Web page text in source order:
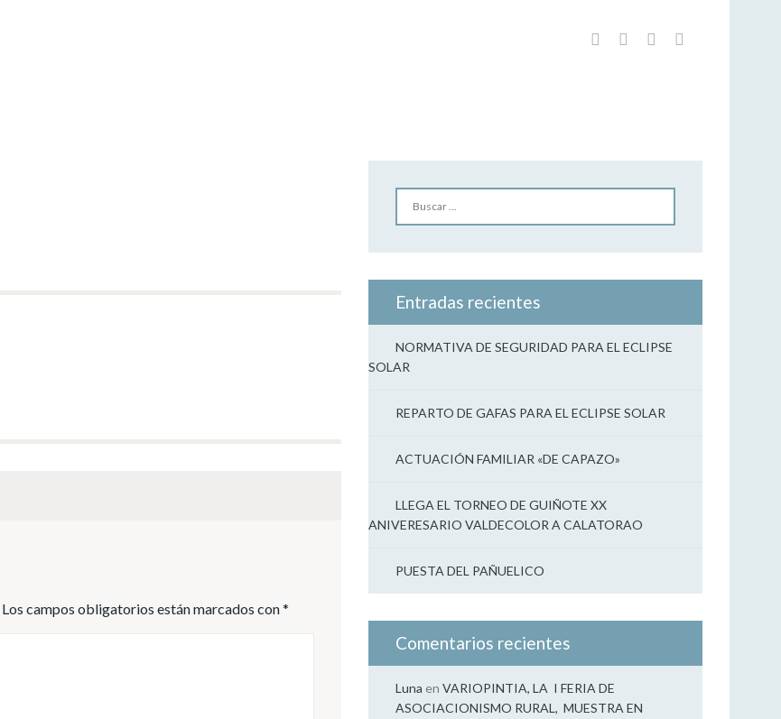
Los campos obligatorios están marcados con*
Entradas recientes
NORMATIVA DE SEGURIDAD PARA EL ECLIPSE
SOLAR
REPARTO DE GAFAS PARA EL ECLIPSE SOLAR
ACTUACIÓN FAMILIAR «DE CAPAZO»
LLEGA EL TORNEO DE GUIÑOTE XX
ANIVERESARIO VALDECOLOR A CALATORAO
PUESTA DEL PAÑUELICO
Comentarios recientes
Luna en VARIOPINTIA, LA I FERIA DE
ASOCIACIONISMO RURAL, MUESTRA EN